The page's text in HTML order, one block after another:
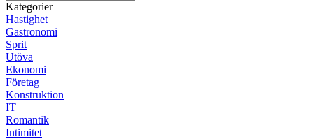
Kategorier
Hastighet
Gastronomi
Sprit
Utöva
Ekonomi
Företag
Konstruktion
IT
Romantik
Intimitet